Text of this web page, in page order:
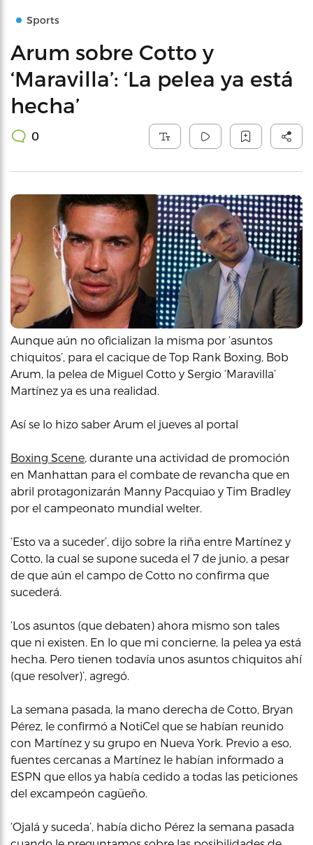
Sports
Arum sobre Cotto y
‘Maravilla’: ‘La pelea ya está
hecha’
0
Aunque aún no oficializan la misma por ‘asuntos
chiquitos’, para el cacique de Top Rank Boxing, Bob
Arum, la pelea de Miguel Cotto y Sergio ‘Maravilla’
Martínez ya es una realidad.
Así se lo hizo saber Arum el jueves al portal
Boxing Scene, durante una actividad de promoción
en Manhattan para el combate de revancha que en
abril protagonizarán Manny Pacquiao y Tim Bradley
por el campeonato mundial welter.
‘Esto va a suceder’, dijo sobre la riña entre Martínez y
Cotto, la cual se supone suceda el 7 de junio, a pesar
de que aún el campo de Cotto no confirma que
sucederá.
‘Los asuntos (que debaten) ahora mismo son tales
que ni existen. En lo que mi concierne, la pelea ya está
hecha. Pero tienen todavía unos asuntos chiquitos ahí
(que resolver)’, agregó.
La semana pasada, la mano derecha de Cotto, Bryan
Pérez, le confirmó a NotiCel que se habían reunido
con Martínez y su grupo en Nueva York. Previo a eso,
fuentes cercanas a Martínez le habían informado a
ESPN que ellos ya había cedido a todas las peticiones
del excampeón cagüeño.
‘Ojalá y suceda’, había dicho Pérez la semana pasada